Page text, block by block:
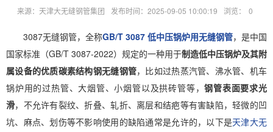
来源：天津大无缝钢管集团 发布时间：2025-09-05 10:00:19 浏览： 0
3087无缝钢管，全称GB/T 3087 低中压锅炉用无缝钢管，是中国
国家标准（GB/T 3087-2022）规定的一种用于制造低中压锅炉及其附
属设备的优质碳素结构钢无缝钢管，比如过热蒸汽管、沸水管、机车
锅炉用的过热管、大烟管、小烟管以及拱砖管等，钢管表面要求光
滑，不允许有裂纹、折叠、轧折、离层和结疤等有害缺陷，轻微的凹
坑、麻点、划伤等不影响使用的缺陷通常是允许的，以下是天津大无